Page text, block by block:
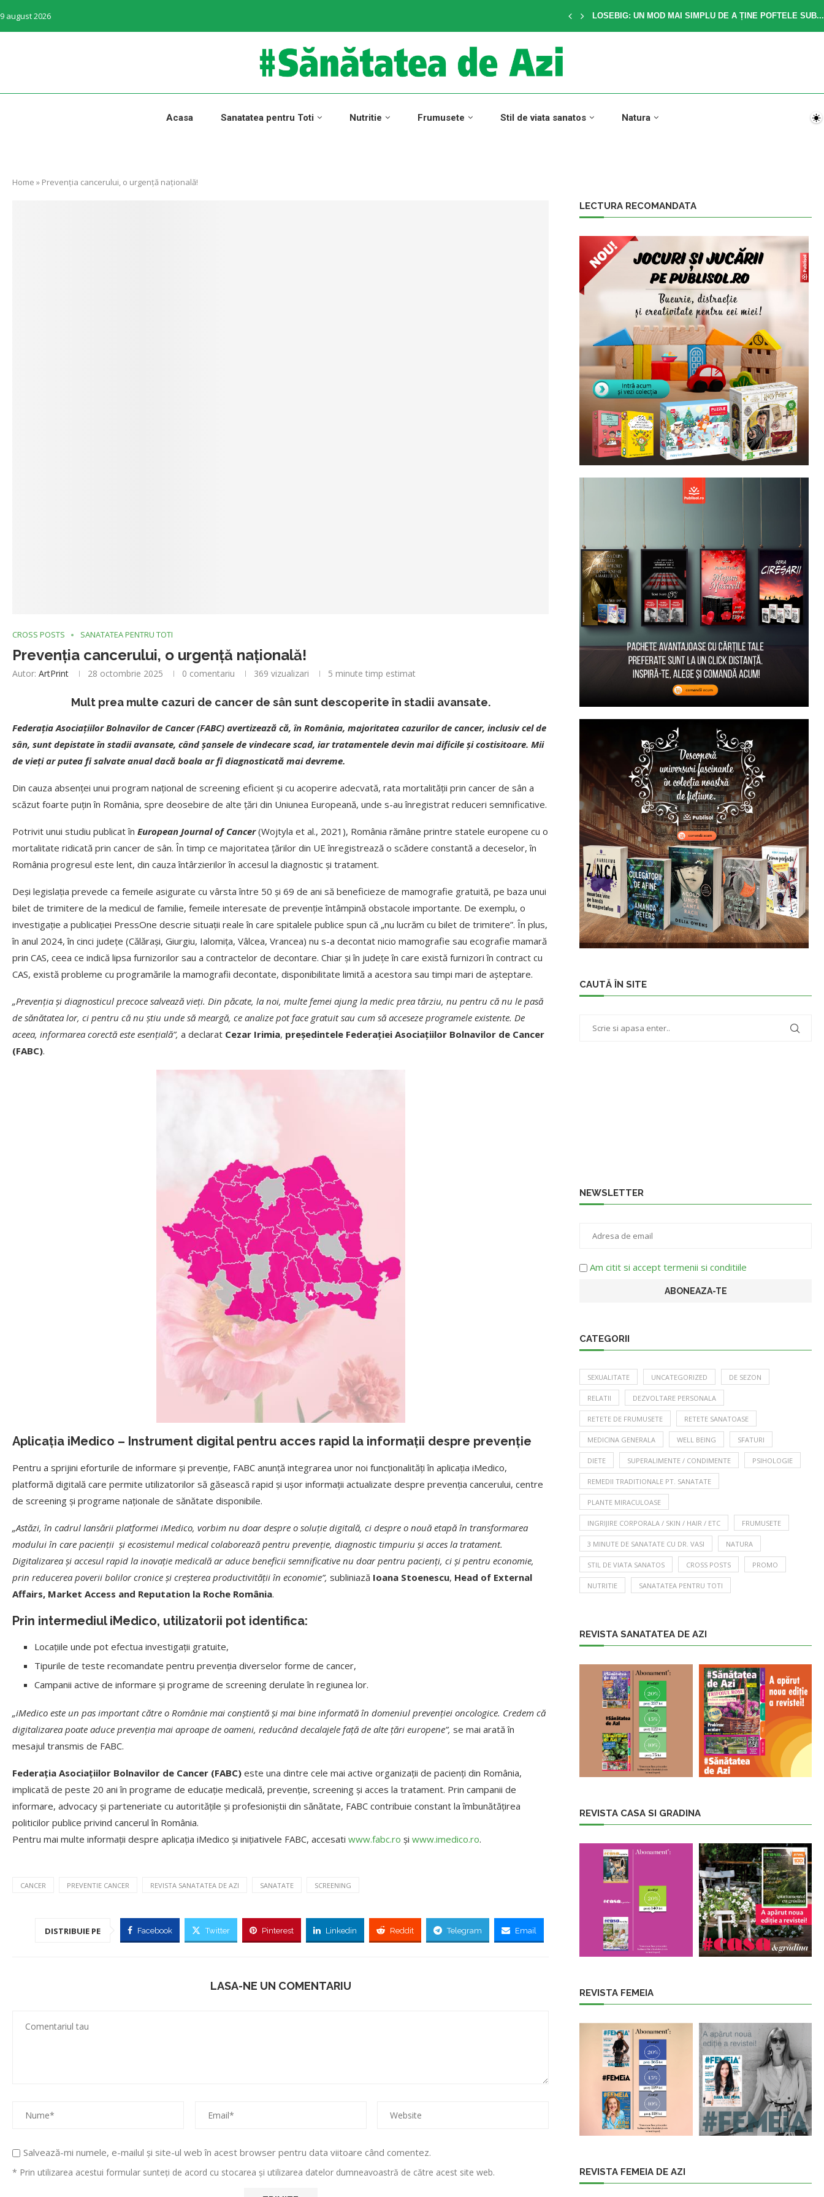
9 august 2026 LOSEBIG: UN MOD MAI SIMPLU DE A ȚINE POFTELE SUB...
Acasa Sanatatea pentru Toti Nutritie Frumusete Stil de viata sanatos Natura
Home » Prevenția cancerului, o urgență națională!
CROSS POSTS SANATATEA PENTRU TOTI
Prevenția cancerului, o urgență națională!
Autor: ArtPrint 28 octombrie 2025 0 comentariu 369 vizualizari 5 minute timp estimat
Mult prea multe cazuri de cancer de sân sunt descoperite în stadii avansate.
Federația Asociațiilor Bolnavilor de Cancer (FABC) avertizează că, în România, majoritatea cazurilor de cancer, inclusiv cel de
sân, sunt depistate în stadii avansate, când șansele de vindecare scad, iar tratamentele devin mai dificile și costisitoare. Mii
de vieți ar putea fi salvate anual dacă boala ar fi diagnosticată mai devreme.
Din cauza absenței unui program național de screening eficient și cu acoperire adecvată, rata mortalității prin cancer de sân a
scăzut foarte puțin în România, spre deosebire de alte țări din Uniunea Europeană, unde s-au înregistrat reduceri semnificative.
Potrivit unui studiu publicat în European Journal of Cancer(Wojtyla et al., 2021), România rămâne printre statele europene cu o
mortalitate ridicată prin cancer de sân. În timp ce majoritatea țărilor din UE înregistrează o scădere constantă a deceselor, în
România progresul este lent, din cauza întârzierilor în accesul la diagnostic și tratament.
Deşi legislaţia prevede ca femeile asigurate cu vârsta între 50 şi 69 de ani să beneficieze de mamografie gratuită, pe baza unui
bilet de trimitere de la medicul de familie, femeile interesate de prevenție întâmpină obstacole importante. De exemplu, o
investigație a publicației PressOne descrie situaţii reale în care spitalele publice spun că „nu lucrăm cu bilet de trimitere”. În plus,
în anul 2024, în cinci judeţe (Călăraşi, Giurgiu, Ialomiţa, Vâlcea, Vrancea) nu s-a decontat nicio mamografie sau ecografie mamară
prin CAS, ceea ce indică lipsa furnizorilor sau a contractelor de decontare. Chiar și în județe în care există furnizori în contract cu
CAS, există probleme cu programările la mamografii decontate, disponibilitate limită a acestora sau timpi mari de așteptare.
„Prevenția și diagnosticul precoce salvează vieți. Din păcate, la noi, multe femei ajung la medic prea târziu, nu pentru că nu le pasă
de sănătatea lor, ci pentru că nu știu unde să meargă, ce analize pot face gratuit sau cum să acceseze programele existente. De
aceea, informarea corectă este esențială”, a declarat Cezar Irimia, președintele Federației Asociațiilor Bolnavilor de Cancer
(FABC).
Aplicația iMedico – Instrument digital pentru acces rapid la informații despre prevenție
Pentru a sprijini eforturile de informare și prevenție, FABC anunță integrarea unor noi funcționalități în aplicația iMedico,
platformă digitală care permite utilizatorilor să găsească rapid și ușor informații actualizate despre prevenția cancerului, centre
de screening și programe naționale de sănătate disponibile.
„Astăzi, în cadrul lansării platformei iMedico, vorbim nu doar despre o soluție digitală, ci despre o nouă etapă în transformarea
modului în care pacienții și ecosistemul medical colaborează pentru prevenție, diagnostic timpuriu și acces la tratament.
Digitalizarea și accesul rapid la inovație medicală ar aduce beneficii semnificative nu doar pentru pacienți, ci și pentru economie,
prin reducerea poverii bolilor cronice și creșterea productivității în economie”, subliniază Ioana Stoenescu, Head of External
Affairs, Market Access and Reputation la Roche România.
Prin intermediul iMedico, utilizatorii pot identifica:
Locațiile unde pot efectua investigații gratuite,
Tipurile de teste recomandate pentru prevenția diverselor forme de cancer,
Campanii active de informare și programe de screening derulate în regiunea lor.
„iMedico este un pas important către o Românie mai conștientă și mai bine informată în domeniul prevenției oncologice. Credem că
digitalizarea poate aduce prevenția mai aproape de oameni, reducând decalajele față de alte țări europene”, se mai arată în
mesajul transmis de FABC.
Federația Asociațiilor Bolnavilor de Cancer (FABC) este una dintre cele mai active organizații de pacienți din România,
implicată de peste 20 ani în programe de educație medicală, prevenție, screening și acces la tratament. Prin campanii de
informare, advocacy și parteneriate cu autoritățile și profesioniștii din sănătate, FABC contribuie constant la îmbunătățirea
politicilor publice privind cancerul în România.
Pentru mai multe informații despre aplicația iMedico și inițiativele FABC, accesati www.fabc.ro și www.imedico.ro.
CANCER PREVENTIE CANCER REVISTA SANATATEA DE AZI SANATATE SCREENING
DISTRIBUIE PE Facebook Twitter Pinterest Linkedin Reddit Telegram Email
LASA-NE UN COMENTARIU
Salvează-mi numele, e-mailul și site-ul web în acest browser pentru data viitoare când comentez.
* Prin utilizarea acestui formular sunteți de acord cu stocarea și utilizarea datelor dumneavoastră de către acest site web.
LECTURA RECOMANDATA
CAUTĂ ÎN SITE
NEWSLETTER
Am citit si accept termenii si conditiile
CATEGORII
SEXUALITATE UNCATEGORIZED DE SEZON
RELATII DEZVOLTARE PERSONALA
RETETE DE FRUMUSETE RETETE SANATOASE
MEDICINA GENERALA WELL BEING SFATURI
DIETE SUPERALIMENTE / CONDIMENTE PSIHOLOGIE
REMEDII TRADITIONALE PT. SANATATE
PLANTE MIRACULOASE
INGRIJIRE CORPORALA / SKIN / HAIR / ETC FRUMUSETE
3 MINUTE DE SANATATE CU DR. VASI NATURA
STIL DE VIATA SANATOS CROSS POSTS PROMO
NUTRITIE SANATATEA PENTRU TOTI
REVISTA SANATATEA DE AZI
REVISTA CASA SI GRADINA
REVISTA FEMEIA
REVISTA FEMEIA DE AZI